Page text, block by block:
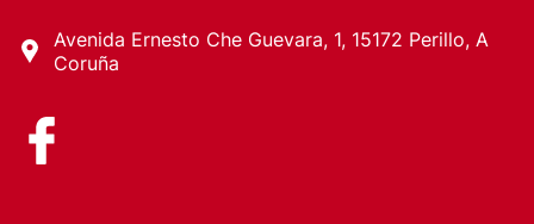
Avenida Ernesto Che Guevara, 1, 15172 Perillo, A
Coruña